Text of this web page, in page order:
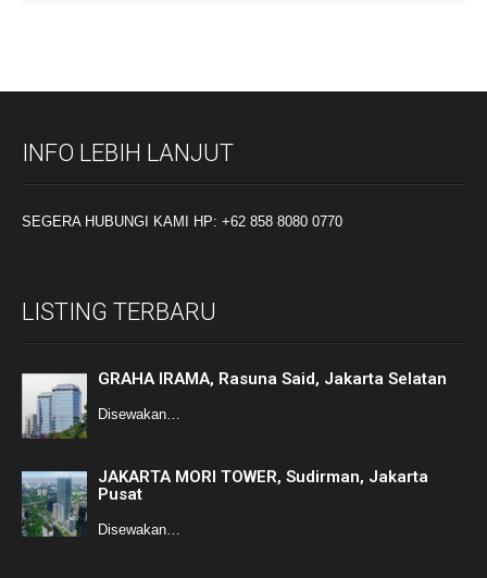
INFO LEBIH LANJUT
SEGERA HUBUNGI KAMI HP: +62 858 8080 0770
LISTING TERBARU
GRAHA IRAMA, Rasuna Said, Jakarta Selatan
Disewakan…
JAKARTA MORI TOWER, Sudirman, Jakarta
Pusat
Disewakan…